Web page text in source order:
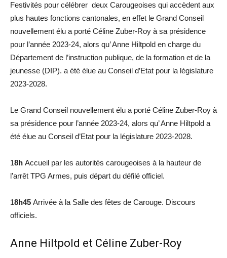
Festivités pour célébrer deux Carougeoises qui accèdent aux
plus hautes fonctions cantonales, en effet le Grand Conseil
nouvellement élu a porté Céline Zuber-Roy à sa présidence
pour l’année 2023-24, alors qu’ Anne Hiltpold en charge du
Département de l’instruction publique, de la formation et de la
jeunesse (DIP). a été élue au Conseil d’Etat pour la législature
2023-2028.
Le Grand Conseil nouvellement élu a porté Céline Zuber-Roy à
sa présidence pour l’année 2023-24, alors qu’ Anne Hiltpold a
été élue au Conseil d’Etat pour la législature 2023-2028.
18h Accueil par les autorités carougeoises à la hauteur de
l’arrêt TPG Armes, puis départ du défilé officiel.
18h45 Arrivée à la Salle des fêtes de Carouge. Discours
officiels.
Anne Hiltpold et Céline Zuber-Roy